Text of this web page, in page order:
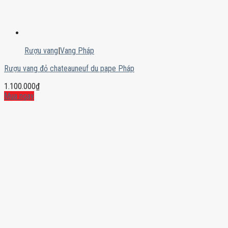
Rượu vang|Vang Pháp
Rượu vang đỏ chateauneuf du pape Pháp
1.100.000₫
Mua ngay